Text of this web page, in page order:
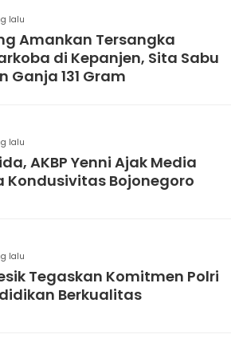
lalu
Amankan Tersangka
di Kepanjen, Sita Sabu
Ganja 131 Gram
lalu
AKBP Yenni Ajak Media
Kondusivitas Bojonegoro
lalu
Tegaskan Komitmen Polri
Berkualitas